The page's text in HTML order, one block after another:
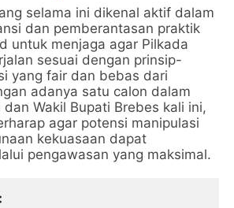
selama ini dikenal aktif dalam
dan pemberantasan praktik
untuk menjaga agar Pilkada
sesuai dengan prinsip-
yang fair dan bebas dari
adanya satu calon dalam
Wakil Bupati Brebes kali ini,
agar potensi manipulasi
kekuasaan dapat
pengawasan yang maksimal.